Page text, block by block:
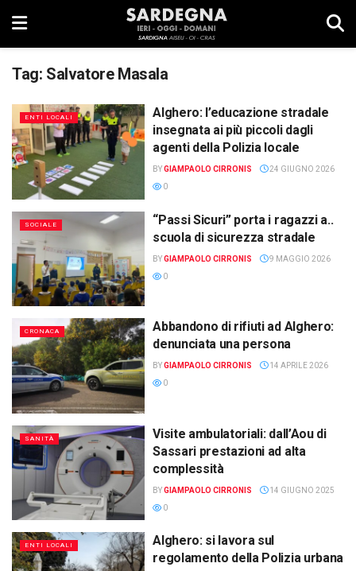
Tag: Salvatore Masala
ENTI LOCALI
Alghero: l’educazione stradale
insegnata ai più piccoli dagli
agenti della Polizia locale
BYGIAMPAOLO CIRRONIS
24 GIUGNO 2026
0
SOCIALE
“Passi Sicuri” porta i ragazzi a..
scuola di sicurezza stradale
BYGIAMPAOLO CIRRONIS
9 MAGGIO 2026
0
CRONACA
Abbandono di rifiuti ad Alghero:
denunciata una persona
BYGIAMPAOLO CIRRONIS
14 APRILE 2026
0
SANITÀ
Visite ambulatoriali: dall’Aou di
Sassari prestazioni ad alta
complessità
BYGIAMPAOLO CIRRONIS
14 GIUGNO 2025
0
ENTI LOCALI
Alghero: si lavora sul
regolamento della Polizia urbana